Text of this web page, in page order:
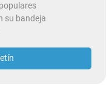
su bandeja